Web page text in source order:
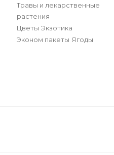
Травы и лекарственные
растения
Цветы Экзотика
Эконом пакеты Ягоды